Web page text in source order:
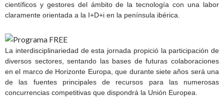
científicos y gestores del ámbito de la tecnología con una labor
claramente orientada a la I+D+i en la península ibérica.
La interdisciplinariedad de esta jornada propició la participación de
diversos sectores, sentando las bases de futuras colaboraciones
en el marco de Horizonte Europa, que durante siete años será una
de las fuentes principales de recursos para las numerosas
concurrencias competitivas que dispondrá la Unión Europea.